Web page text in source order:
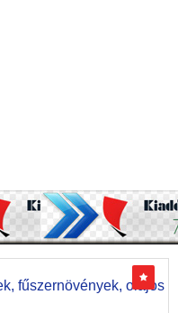
fűszernövények, olajos